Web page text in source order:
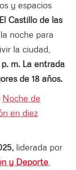
y espacios
El Castillo de las
noche para
la ciudad,
m. La entrada
de 18 años.
Noche de
en diez
liderada por
y Deporte